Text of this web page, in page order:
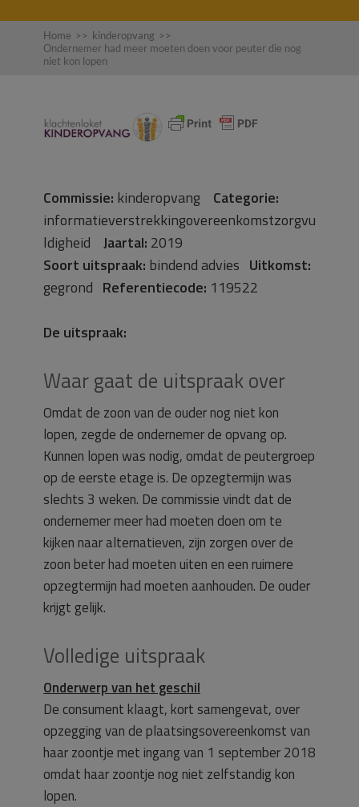
Home >> kinderopvang >>
Ondernemer had meer moeten doen voor peuter die nog
niet kon lopen
Commissie: kinderopvang Categorie:
informatieverstrekkingovereenkomstzorgvu
ldigheid Jaartal: 2019
Soort uitspraak: bindend advies Uitkomst:
gegrond Referentiecode: 119522
De uitspraak:
Waar gaat de uitspraak over
Omdat de zoon van de ouder nog niet kon
lopen, zegde de ondernemer de opvang op.
Kunnen lopen was nodig, omdat de peutergroep
op de eerste etage is. De opzegtermijn was
slechts 3 weken. De commissie vindt dat de
ondernemer meer had moeten doen om te
kijken naar alternatieven, zijn zorgen over de
zoon beter had moeten uiten en een ruimere
opzegtermijn had moeten aanhouden. De ouder
krijgt gelijk.
Volledige uitspraak
Onderwerp van het geschil
De consument klaagt, kort samengevat, over
opzegging van de plaatsingsovereenkomst van
haar zoontje met ingang van 1 september 2018
omdat haar zoontje nog niet zelfstandig kon
lopen.